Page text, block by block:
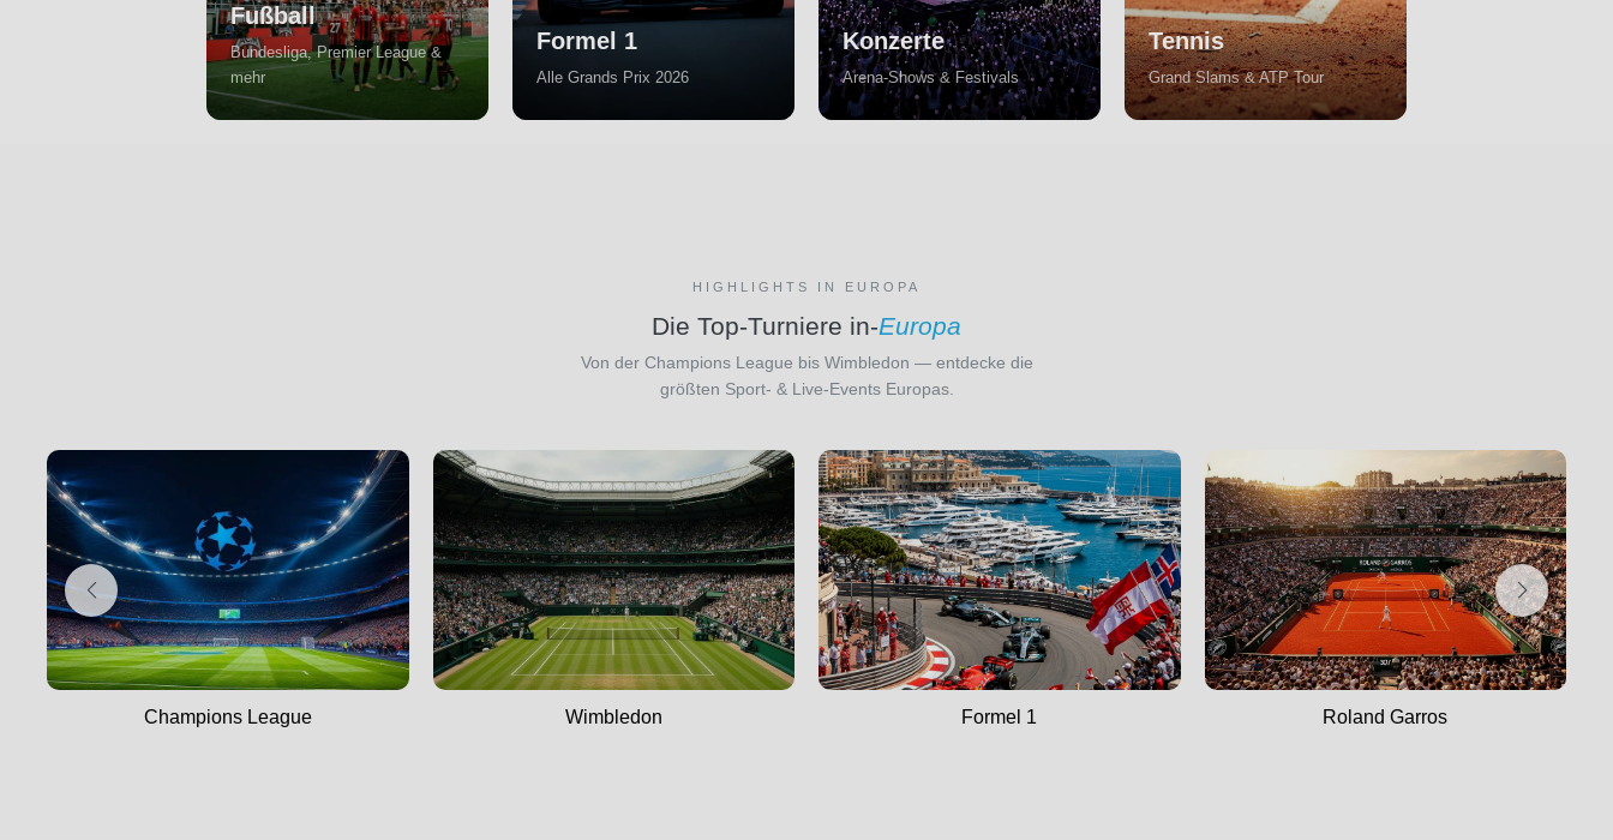
Fußball
Bundesliga, Premier League &
mehr
Formel 1
Alle Grands Prix 2026
Konzerte
Arena-Shows & Festivals
Tennis
Grand Slams & ATP Tour
HIGHLIGHTS IN EUROPA
Die Top-Turniere in-Europa
Von der Champions League bis Wimbledon — entdecke die
größten Sport- & Live-Events Europas.
Champions League Wimbledon Formel 1 Roland Garros